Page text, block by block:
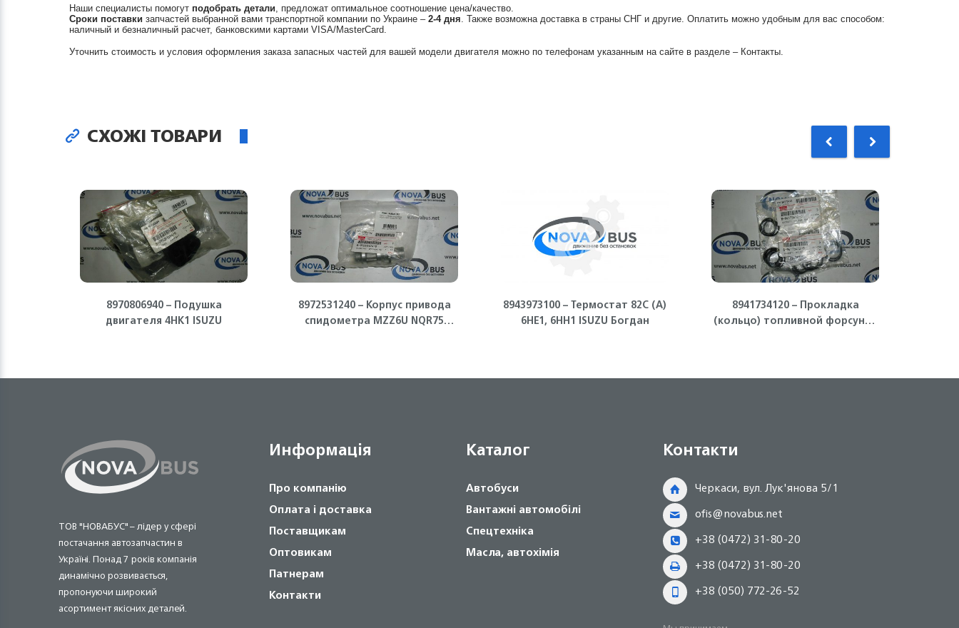
Наши специалисты помогут подобрать детали, предложат оптимальное соотношение цена/качество.
Сроки поставки запчастей выбранной вами транспортной компании по Украине – 2-4 дня. Также возможна доставка в страны СНГ и другие. Оплатить можно удобным для вас способом:
наличный и безналичный расчет, банковскими картами VISA/MasterCard.
Уточнить стоимость и условия оформления заказа запасных частей для вашей модели двигателя можно по телефонам указанным на сайте в разделе – Контакты.
СХОЖІ ТОВАРИ
8970806940 – Подушка
двигателя 4HK1 ISUZU
8972531240 – Корпус привода
спидометра MZZ6U NQR75
8943973100 – Термостат 82С (А)
6НЕ1, 6НН1 ISUZU Богдан
8941734120 – Прокладка
(кольцо) топливной форсунки
ТОВ "НОВАБУС" – лідер у сфері
постачання автозапчастин в
Україні. Понад 7 років компанія
динамічно розвивається,
пропонуючи широкий
асортимент якісних деталей.
Информація
Про компанію
Оплата і доставка
Поставщикам
Оптовикам
Патнерам
Контакти
Каталог
Автобуси
Вантажні автомобілі
Спецтехніка
Масла, автохімія
Контакти
Черкаси, вул. Лук'янова 5/1
ofis@novabus.net
+38 (0472) 31-80-20
+38 (0472) 31-80-20
+38 (050) 772-26-52